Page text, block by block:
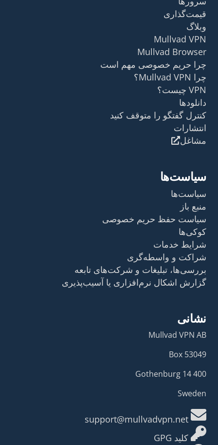
قیمت‌گذاری
وبلاگ
Mullvad VPN
Mullvad Browser
چرا حریم خصوصی مهم است
چرا Mullvad VPN؟
VPN چیست؟
دانلودها
کنترل گفتگو را متوقف کنید
انتشارات
مشاغل
سیاست‌ها
سیاست‌ها
منبع باز
سیاست حفظ حریم خصوصی
کوکی‌ها
شرایط خدمات
شراکت و واسطه‌گری
بررسی‌ها، تبلیغات و شرکت‌های تابعه
گزارش اشکال نرم‌افزاری یا آسیب‌پذیری
نشانی
Mullvad VPN AB
Box 53049
400 14 Gothenburg
Sweden
کلید GPG